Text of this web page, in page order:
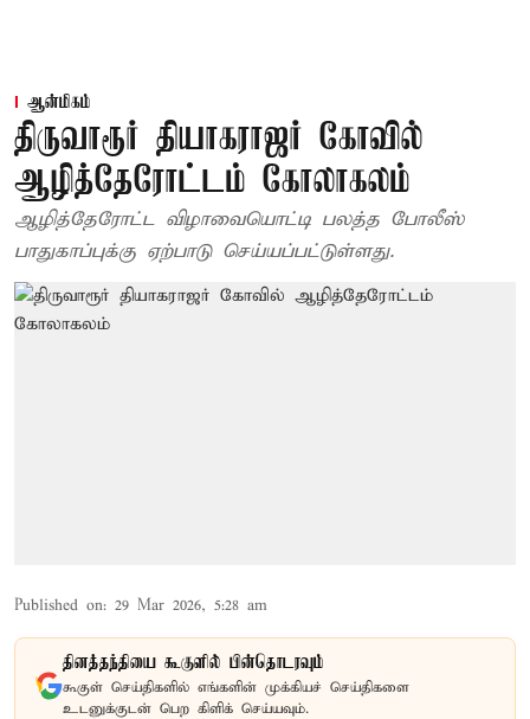
ஆன்மிகம்
திருவாரூர் தியாகராஜர் கோவில்
ஆழித்தேரோட்டம் கோலாகலம்
ஆழித்தேரோட்ட விழாவையொட்டி பலத்த போலீஸ்
பாதுகாப்புக்கு ஏற்பாடு செய்யப்பட்டுள்ளது.
Published on: 29 Mar 2026, 5:28 am
தினத்தந்தியை கூகுளில் பின்தொடரவும்
கூகுள் செய்திகளில் எங்களின் முக்கியச் செய்திகளை
உடனுக்குடன் பெற கிளிக் செய்யவும்.